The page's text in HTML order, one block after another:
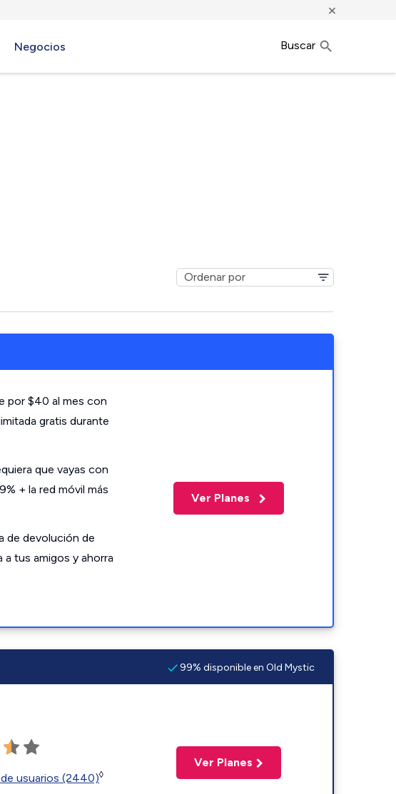
×
Negocios Buscar
por $40 al mes con
gratis durante
que vayas con
+ la red móvil más
de devolución de
a tus amigos y ahorra
Ver Planes
99% disponible en Old Mystic
usuarios (2440)◊
Ver Planes